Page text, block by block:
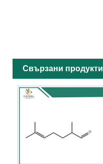
Свързани продукти